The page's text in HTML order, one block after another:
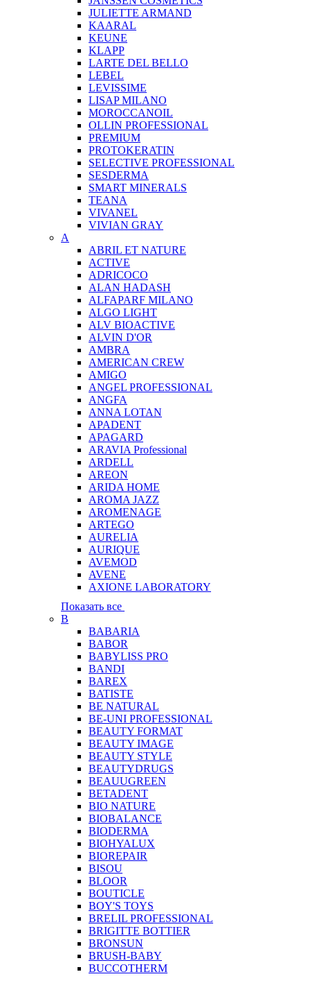
JULIETTE ARMAND
KAARAL
KEUNE
KLAPP
LARTE DEL BELLO
LEBEL
LEVISSIME
LISAP MILANO
MOROCCANOIL
OLLIN PROFESSIONAL
PREMIUM
PROTOKERATIN
SELECTIVE PROFESSIONAL
SESDERMA
SMART MINERALS
TEANA
VIVANEL
VIVIAN GRAY
A
ABRIL ET NATURE
ACTIVE
ADRICOCO
ALAN HADASH
ALFAPARF MILANO
ALGO LIGHT
ALV BIOACTIVE
ALVIN D'OR
AMBRA
AMERICAN CREW
AMIGO
ANGEL PROFESSIONAL
ANGFA
ANNA LOTAN
APADENT
APAGARD
ARAVIA Professional
ARDELL
AREON
ARIDA HOME
AROMA JAZZ
AROMENAGE
ARTEGO
AURELIA
AURIQUE
AVEMOD
AVENE
AXIONE LABORATORY
Показать все
B
BABARIA
BABOR
BABYLISS PRO
BANDI
BAREX
BATISTE
BE NATURAL
BE-UNI PROFESSIONAL
BEAUTY FORMAT
BEAUTY IMAGE
BEAUTY STYLE
BEAUTYDRUGS
BEAUUGREEN
BETADENT
BIO NATURE
BIOBALANCE
BIODERMA
BIOHYALUX
BIOREPAIR
BISOU
BLOOR
BOUTICLE
BOY'S TOYS
BRELIL PROFESSIONAL
BRIGITTE BOTTIER
BRONSUN
BRUSH-BABY
BUCCOTHERM